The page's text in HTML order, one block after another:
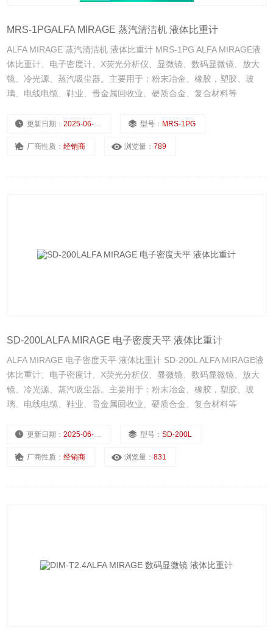
MRS-1PGALFA MIRAGE 蒸汽清洁机 液体比重计
ALFA MIRAGE 蒸汽清洁机 液体比重计 MRS-1PG ALFA MIRAGE液
体比重计、电子密度计、X荧光分析仪、显微镜、数码显微镜、放大
镜、冷光源、蒸汽吸尘器。主要用于：粉末冶金、橡胶，塑胶、玻
璃、电线电缆、鞋业、贵金属回收业、硬质合金、复合材料等
更新日期：2025-06-30 型号： MRS-1PG
厂商性质：经销商 浏览量：789
SD-200LALFA MIRAGE 电子密度天平 液体比重计
ALFA MIRAGE 电子密度天平 液体比重计 SD-200L ALFA MIRAGE液
体比重计、电子密度计、X荧光分析仪、显微镜、数码显微镜、放大
镜、冷光源、蒸汽吸尘器。主要用于：粉末冶金、橡胶，塑胶、玻
璃、电线电缆、鞋业、贵金属回收业、硬质合金、复合材料等
更新日期：2025-06-30 型号：SD-200L
厂商性质：经销商 浏览量：831